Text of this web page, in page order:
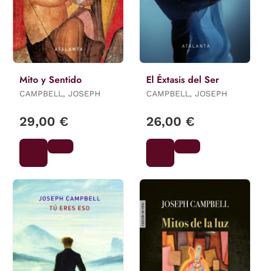
Mito y Sentido
CAMPBELL, JOSEPH
29,00 €
El Éxtasis del Ser
CAMPBELL, JOSEPH
26,00 €